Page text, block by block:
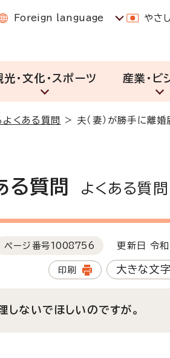
Foreign language やさ
光・文化・スポーツ 産業・ビ
よくある質問 >夫（妻）が勝手に離
る質問 よくある質問
ページ番号1008756 更新日 令
印刷 大きな文
しないでほしいのですが。